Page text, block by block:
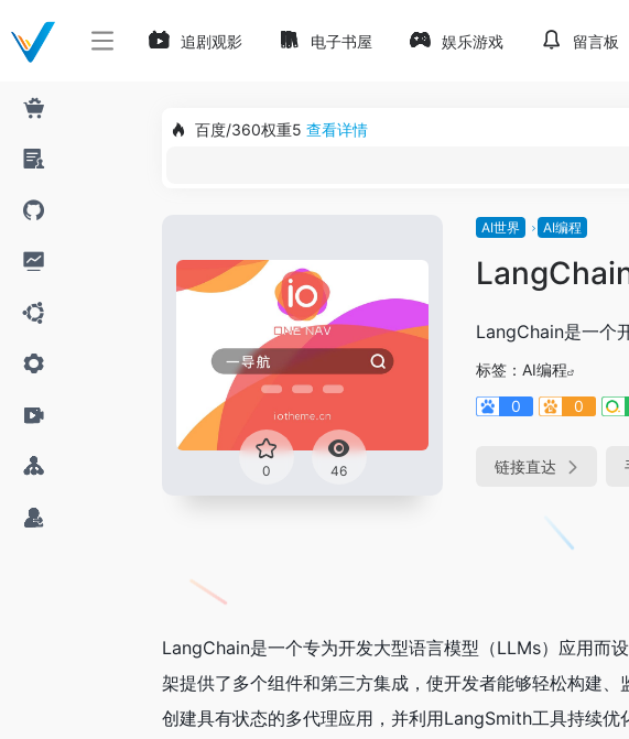
追剧观影 电子书屋 娱乐游戏 留言板
百度/360权重5 查看详情
0 46
AI世界 AI编程
LangChain是一个
标签： AI编程
0
0
链接直达
LangChain是一个专为开发大型语言模型（LLMs）应用而
架提供了多个组件和第三方集成，使开发者能够轻松构建
创建具有状态的多代理应用，并利用LangSmith工具持续